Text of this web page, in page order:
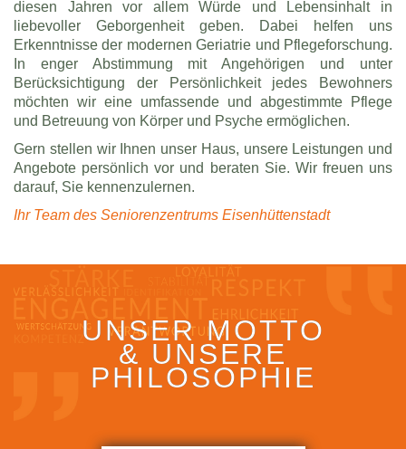
diesen Jahren vor allem Würde und Lebensinhalt in
liebevoller Geborgenheit geben. Dabei helfen uns
Erkenntnisse der modernen Geriatrie und Pflegeforschung.
In enger Abstimmung mit Angehörigen und unter
Berücksichtigung der Persönlichkeit jedes Bewohners
möchten wir eine umfassende und abgestimmte Pflege
und Betreuung von Körper und Psyche ermöglichen.
Gern stellen wir Ihnen unser Haus, unsere Leistungen und
Angebote persönlich vor und beraten Sie. Wir freuen uns
darauf, Sie kennenzulernen.
Ihr Team des Seniorenzentrums Eisenhüttenstadt
UNSER MOTTO
& UNSERE
PHILOSOPHIE